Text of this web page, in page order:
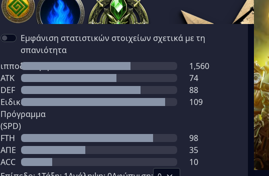
Εμφάνιση στατιστικών στοιχείων σχετικά με τη
σπανιότητα
ιπποδύναμη
1,560
ATK
74
DEF
88
Ειδικό
Πρόγραμμα
(SPD)
109
FTH
98
ΑΠΕ
35
ACC
10